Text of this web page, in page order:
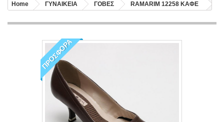
Home ΓΥΝΑΙΚΕΙΑ ΓΟΒΕΣ RAMARIM 12258 ΚΑΦΕ
ΠΡΟΣΦΟΡΆ